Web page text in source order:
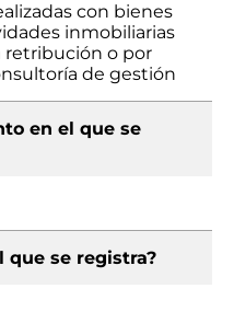
con bienes
inmobiliarias
retribución o por
de gestión
en el que se
que se registra?